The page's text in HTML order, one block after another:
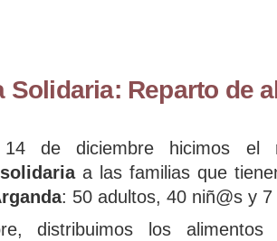
Solidaria: Reparto de
14 de diciembre hicimos
a las familias que
: 50 adultos, 40 niñ@s y
distribuimos los